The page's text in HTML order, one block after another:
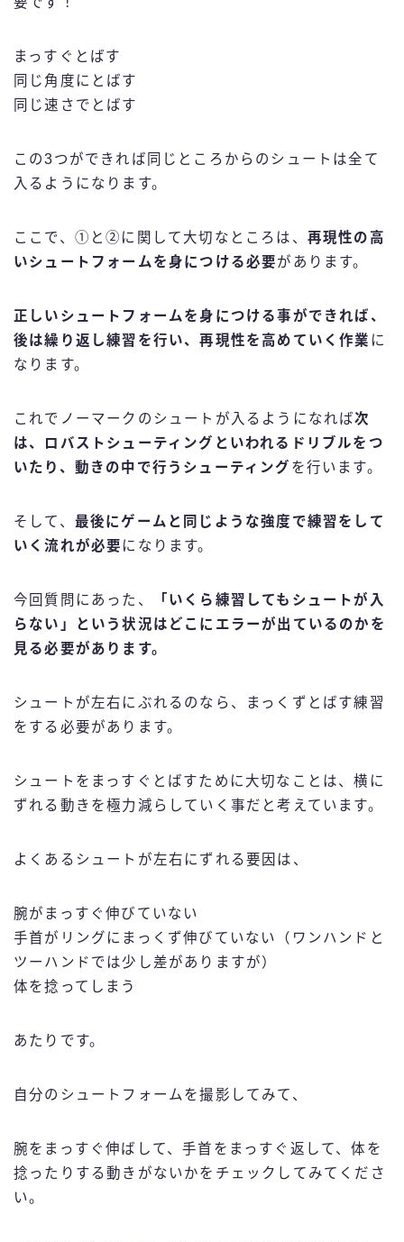
まっすぐとばす
同じ角度にとばす
同じ速さでとばす
この3つができれば同じところからのシュートは全て
入るようになります。
ここで、①と②に関して大切なところは、 再現性の高
いシュートフォームを身につける必要があります。
正しいシュートフォームを身につける事ができれば、
後は繰り返し練習を行い、再現性を高めていく作業 に
なります。
これでノーマークのシュートが入るようになれば次
は、ロバストシューティングといわれるドリブルをつ
いたり、動きの中で行うシューティング を行います。
そして、 最後にゲームと同じような強度で練習をして
いく流れが必要 になります。
今回質問にあった、
「いくら練習してもシュートが入
らない」という状況はどこにエラーが出ているのかを
見る必要があります。
シュートが左右にぶれるのなら、まっくずとばす練習
をする必要があります。
シュートをまっすぐとばすために大切なことは、横に
ずれる動きを極力減らしていく事だと考えています。
よくあるシュートが左右にずれる要因は、
腕がまっすぐ伸びていない
手首がリングにまっくず伸びていない（ワンハンドと
ツーハンドでは少し差がありますが）
体を捻ってしまう
あたりです。
自分のシュートフォームを撮影してみて、
腕をまっすぐ伸ばして、手首をまっすぐ返して、体を
捻ったりする動きがないかをチェックしてみてくださ
い。